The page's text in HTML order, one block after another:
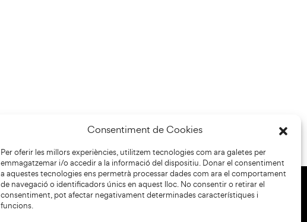
Consentiment de Cookies
Per oferir les millors experiències, utilitzem tecnologies com ara galetes per
emmagatzemar i/o accedir a la informació del dispositiu. Donar el consentiment
a aquestes tecnologies ens permetrà processar dades com ara el comportament
de navegació o identificadors únics en aquest lloc. No consentir o retirar el
consentiment, pot afectar negativament determinades característiques i
funcions.